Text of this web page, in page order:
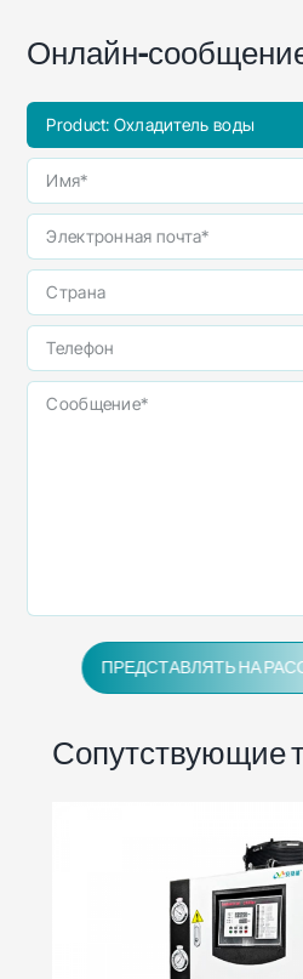
Онлайн-
ПРЕДСТАВЛЯТЬ НА
Сопутствующие